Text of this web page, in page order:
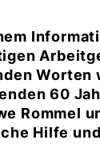
Worten
60
Rommel
Hilfe